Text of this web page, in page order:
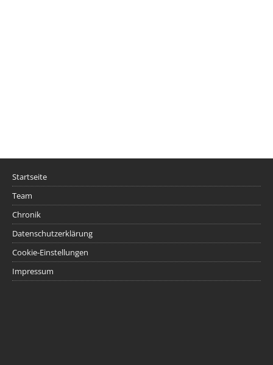
Startseite
Team
Chronik
Datenschutzerklärung
Cookie-Einstellungen
Impressum